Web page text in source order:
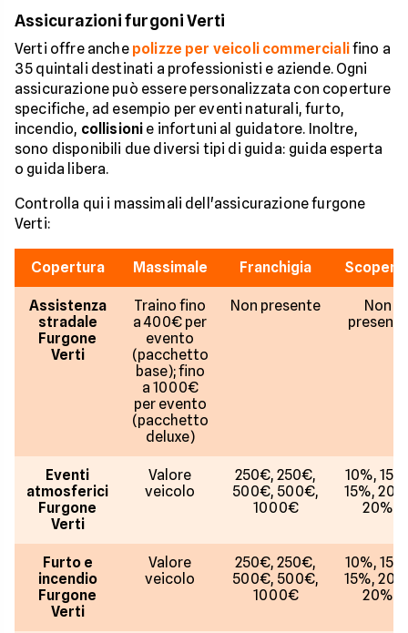
Assicurazioni furgoni Verti
Verti offre anche polizze per veicoli commercialifino a
35 quintali destinati a professionisti e aziende. Ogni
assicurazione può essere personalizzata con coperture
specifiche, ad esempio per eventi naturali, furto,
incendio, collisioni e infortuni al guidatore. Inoltre,
sono disponibili due diversi tipi di guida: guida esperta
o guida libera.
Controlla qui i massimali dell'assicurazione furgone
Verti:
Copertura Massimale Franchigia
Assistenza
stradale
Furgone
Verti
Traino fino
a 400€ per
evento
(pacchetto
base); fino
a 1000€
per evento
(pacchetto
deluxe)
Non presente
Non
presente
Eventi
atmosferici
Furgone
Verti
Valore
veicolo
250€, 250€,
500€, 500€,
1000€
10%,
15%,
20%
Furto e
incendio
Furgone
Verti
Valore
veicolo
250€, 250€,
500€, 500€,
1000€
10%,
15%,
20%